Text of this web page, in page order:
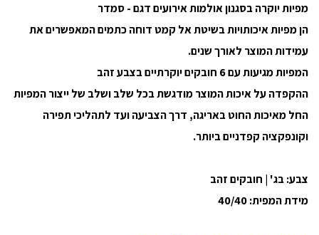
מפיות יוקרה בסגנון אולמות אירועים דגם - סמדר
הן מפיות איכותויות בשיטת אל קמט דוחה כתמים המאפשרים את
עמידות המוצר לאורך שנים.
המפיות מגיעות עם 6 חובקים יוקרתיים בצבע זהב
ההקפדה על איכות המוצר מודגשת בכל שלב ושלב של ייצור המפיות
החל מאיכות החוט באריגה, דרך הצביעה ועד לתהליכי תפירה
וקונפקציה קפדניים ביותר.
צבע: בג' | חובקים זהב
מידת המפית: 40/40